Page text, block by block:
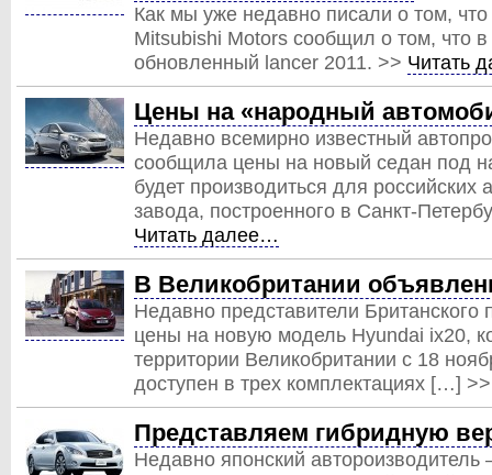
Как мы уже недавно писали о том,
Mitsubishi Motors сообщил о том, что
обновленный lancer 2011. >> Читать
Цены на «народный
Недавно всемирно известный
сообщила цены на новый седан под
будет производиться для
завода, построенного в Санкт-
Читать далее…
В Великобритании
Недавно представители
цены на новую модель Hyundai ix20,
территории Великобритании с 18
доступен в трех комплектациях […]
Представляем гибридную
Недавно японский